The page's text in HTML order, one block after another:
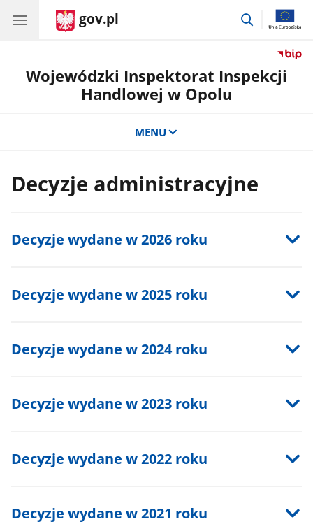
gov.pl
przejdź
Wojewódzki Inspektorat Inspekcji
Handlowej w Opolu
MENU
Decyzje administracyjne
Decyzje wydane w 2026 roku
Decyzje wydane w 2025 roku
Decyzje wydane w 2024 roku
Decyzje wydane w 2023 roku
Decyzje wydane w 2022 roku
Decyzje wydane w 2021 roku